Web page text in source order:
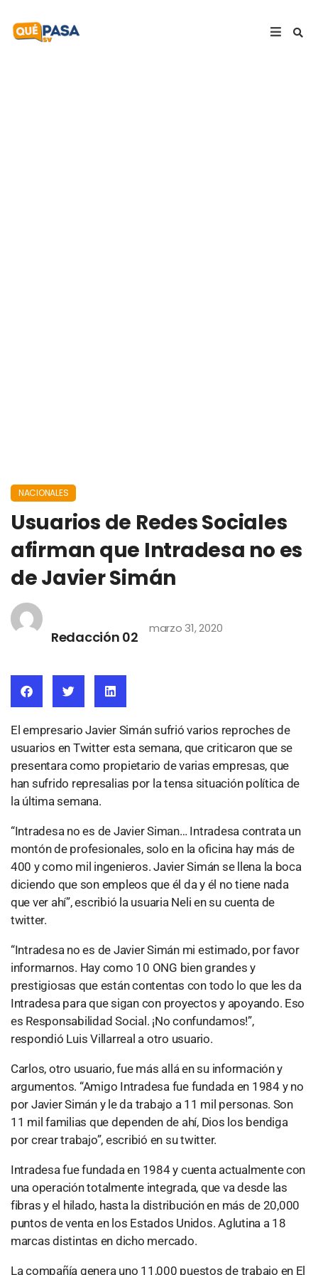
NACIONALES
Usuarios de Redes Sociales
afirman que Intradesa no es
de Javier Simán
Redacción 02
marzo 31, 2020
El empresario Javier Simán sufrió varios reproches de
usuarios en Twitter esta semana, que criticaron que se
presentara como propietario de varias empresas, que
han sufrido represalias por la tensa situación política de
la última semana.
“Intradesa no es de Javier Siman… Intradesa contrata un
montón de profesionales, solo en la oficina hay más de
400 y como mil ingenieros. Javier Simán se llena la boca
diciendo que son empleos que él da y él no tiene nada
que ver ahí”, escribió la usuaria Neli en su cuenta de
twitter.
“Intradesa no es de Javier Simán mi estimado, por favor
informarnos. Hay como 10 ONG bien grandes y
prestigiosas que están contentas con todo lo que les da
Intradesa para que sigan con proyectos y apoyando. Eso
es Responsabilidad Social. ¡No confundamos!”,
respondió Luis Villarreal a otro usuario.
Carlos, otro usuario, fue más allá en su información y
argumentos. “Amigo Intradesa fue fundada en 1984 y no
por Javier Simán y le da trabajo a 11 mil personas. Son
11 mil familias que dependen de ahí, Dios los bendiga
por crear trabajo”, escribió en su twitter.
Intradesa fue fundada en 1984 y cuenta actualmente con
una operación totalmente integrada, que va desde las
fibras y el hilado, hasta la distribución en más de 20,000
puntos de venta en los Estados Unidos. Aglutina a 18
marcas distintas en dicho mercado.
La compañía genera uno 11,000 puestos de trabajo en El